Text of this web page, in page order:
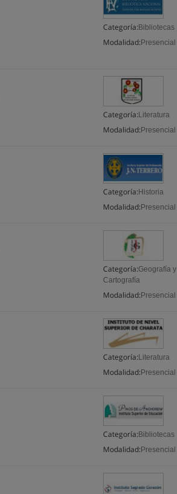
Categoría: Bibliotecas
Modalidad: Presencial
Categoría: Literatura
Modalidad: Presencial
Categoría: Historia
Modalidad: Presencial
Categoría:Geografía y
Cartografía
Modalidad: Presencial
Categoría: Literatura
Modalidad: Presencial
Categoría: Bibliotecas
Modalidad: Presencial